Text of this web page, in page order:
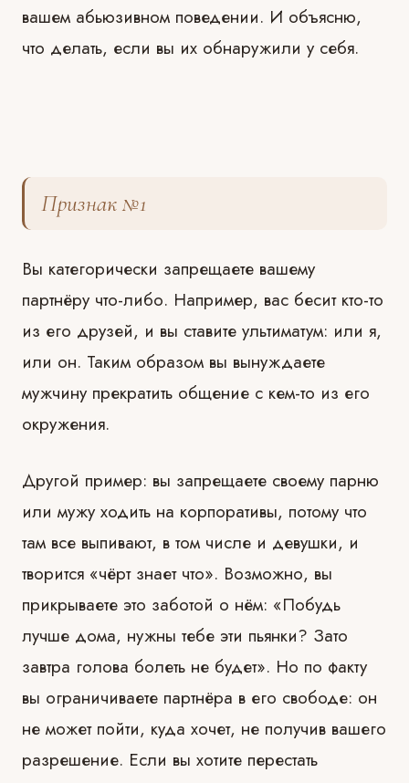
вашем абьюзивном поведении. И объясню,
что делать, если вы их обнаружили у себя.
Признак №1
Вы категорически запрещаете вашему
партнёру что-либо. Например, вас бесит кто-то
из его друзей, и вы ставите ультиматум: или я,
или он. Таким образом вы вынуждаете
мужчину прекратить общение с кем-то из его
окружения.
Другой пример: вы запрещаете своему парню
или мужу ходить на корпоративы, потому что
там все выпивают, в том числе и девушки, и
творится «чёрт знает что». Возможно, вы
прикрываете это заботой о нём: «Побудь
лучше дома, нужны тебе эти пьянки? Зато
завтра голова болеть не будет». Но по факту
вы ограничиваете партнёра в его свободе: он
не может пойти, куда хочет, не получив вашего
разрешение. Если вы хотите перестать